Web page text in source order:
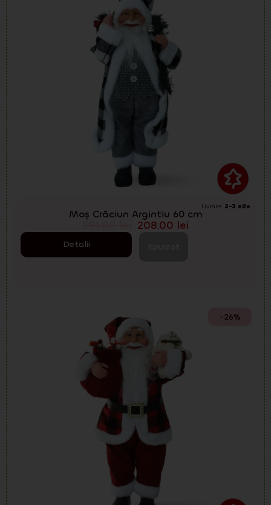
Livrare: 2-3 zile
Moș Crăciun Argintiu 60 cm
208.00 lei
Detalii
-26%